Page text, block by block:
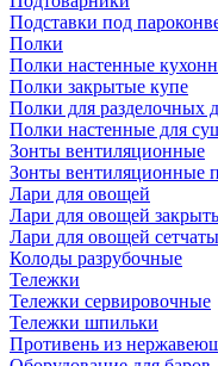
Подставки под
Полки
Полки настенные
Полки закрытые купе
Полки для разделочных
Полки настенные для
Зонты вентиляционные
Зонты вентиляционные
Лари для овощей
Лари для овощей
Лари для овощей
Колоды разрубочные
Тележки
Тележки сервировочные
Тележки шпильки
Противень из